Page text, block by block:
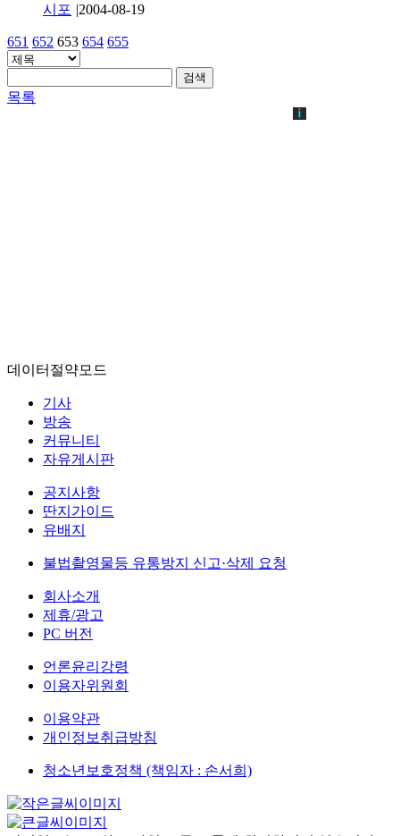
시포 |2004-08-19
651 652 653 654 655
검색
목록
데이터절약모드
기사
방송
커뮤니티
자유게시판
공지사항
딴지가이드
유배지
불법촬영물등 유통방지 신고·삭제 요청
회사소개
제휴/광고
PC 버전
언론윤리강령
이용자위원회
이용약관
개인정보취급방침
청소년보호정책 (책임자 : 손서희)